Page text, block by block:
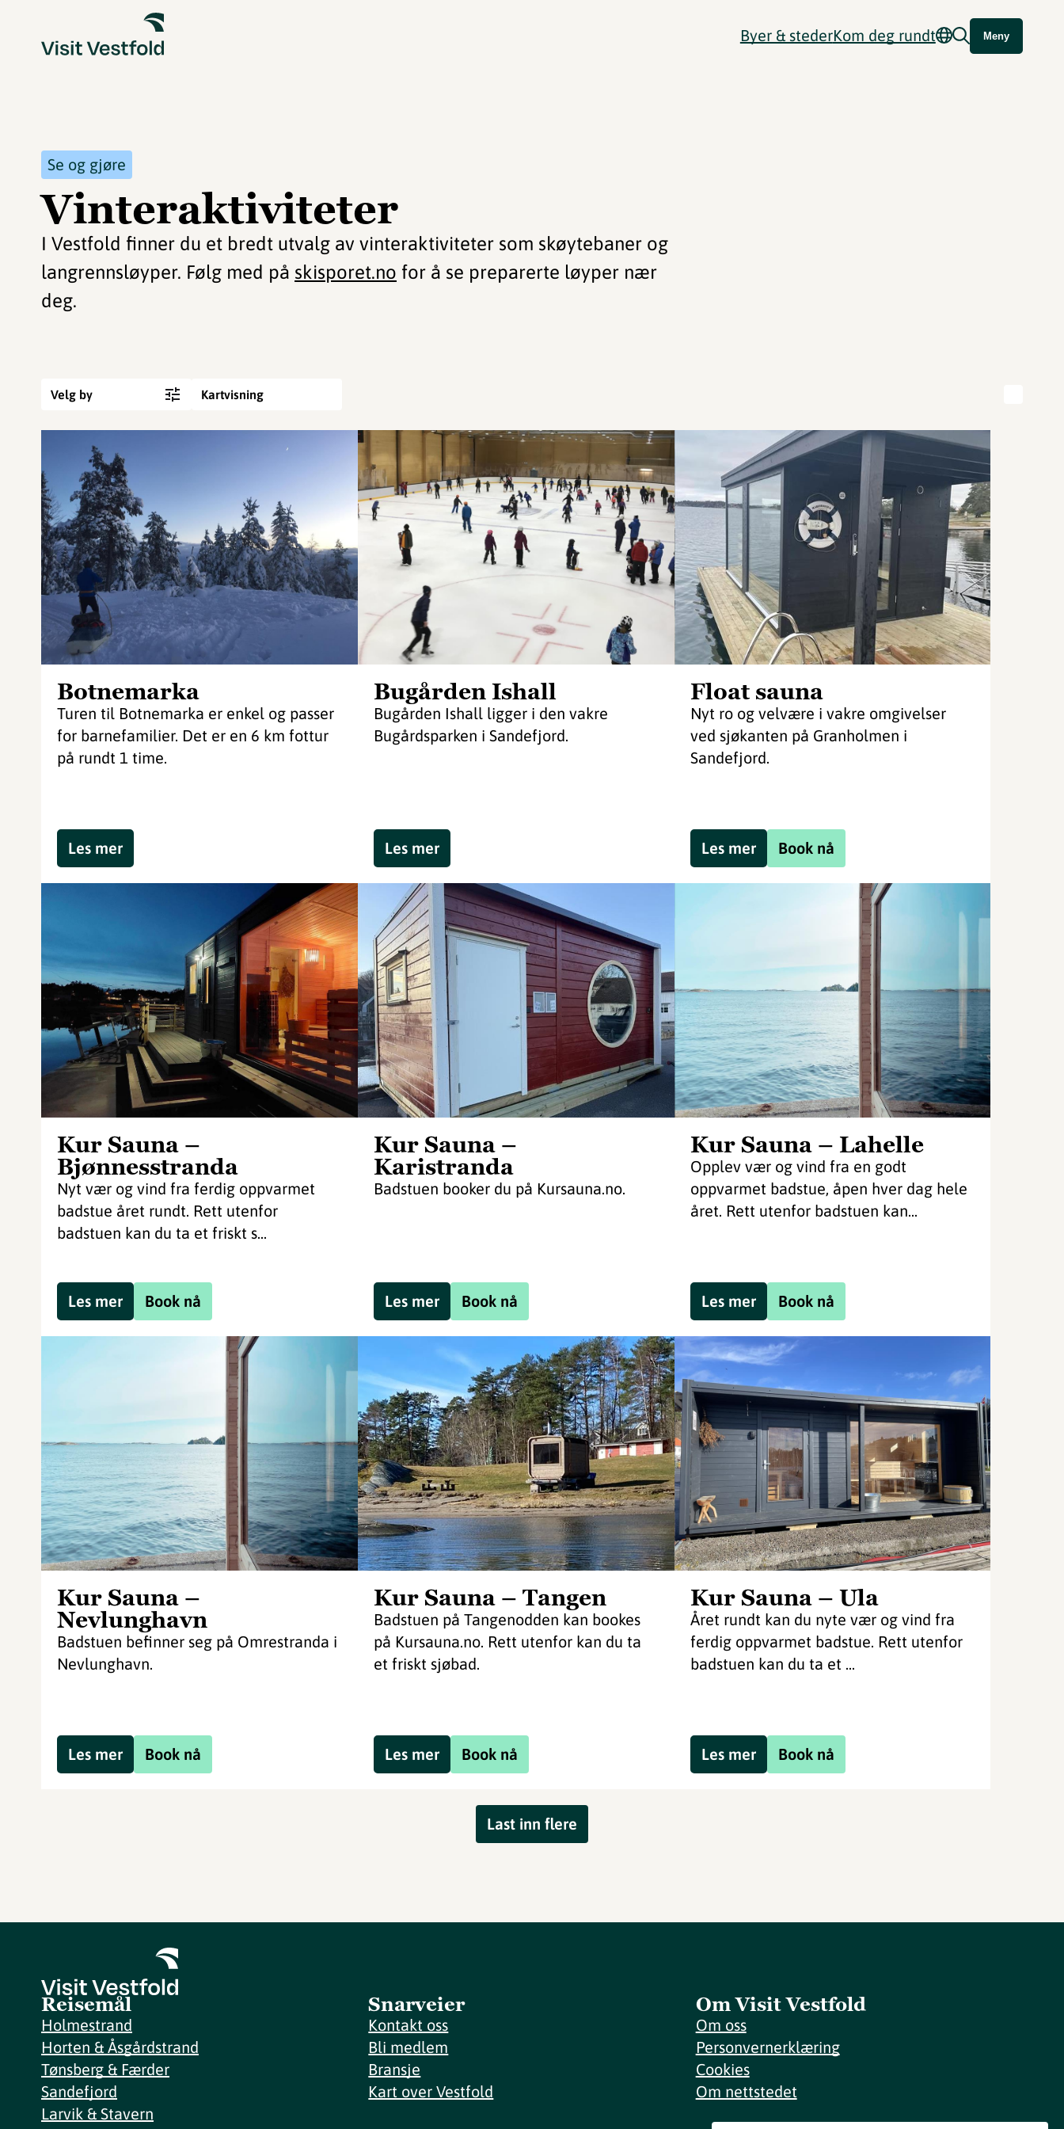
Byer & stederKom deg rundt Meny
Se og gjøre
Vinteraktiviteter
I Vestfold finner du et bredt utvalg av vinteraktiviteter som skøytebaner og
langrennsløyper. Følg med på skisporet.no for å se preparerte løyper nær
deg.
Velg by Kartvisning
Botnemarka
Turen til Botnemarka er enkel og passer
for barnefamilier. Det er en 6 km fottur
på rundt 1 time.
Les mer
Bugården Ishall
Bugården Ishall ligger i den vakre
Bugårdsparken i Sandefjord.
Les mer
Float sauna
Nyt ro og velvære i vakre omgivelser
ved sjøkanten på Granholmen i
Sandefjord.
Book nå
Les mer
Kur Sauna –
Bjønnesstranda
Nyt vær og vind fra ferdig oppvarmet
badstue året rundt. Rett utenfor
badstuen kan du ta et friskt s...
Book nå
Les mer
Kur Sauna –
Karistranda
Badstuen booker du på Kursauna.no.
Book nå
Les mer
Kur Sauna – Lahelle
Opplev vær og vind fra en godt
oppvarmet badstue, åpen hver dag hele
året. Rett utenfor badstuen kan...
Book nå
Les mer
Kur Sauna –
Nevlunghavn
Badstuen befinner seg på Omrestranda i
Nevlunghavn.
Book nå
Les mer
Kur Sauna – Tangen
Badstuen på Tangenodden kan bookes
på Kursauna.no. Rett utenfor kan du ta
et friskt sjøbad.
Book nå
Les mer
Kur Sauna – Ula
Året rundt kan du nyte vær og vind fra
ferdig oppvarmet badstue. Rett utenfor
badstuen kan du ta et ...
Book nå
Les mer
Last inn flere
Reisemål
Holmestrand
Horten & Åsgårdstrand
Tønsberg & Færder
Sandefjord
Larvik & Stavern
Snarveier
Kontakt oss
Bli medlem
Bransje
Kart over Vestfold
Om Visit Vestfold
Om oss
Personvernerklæring
Cookies
Om nettstedet